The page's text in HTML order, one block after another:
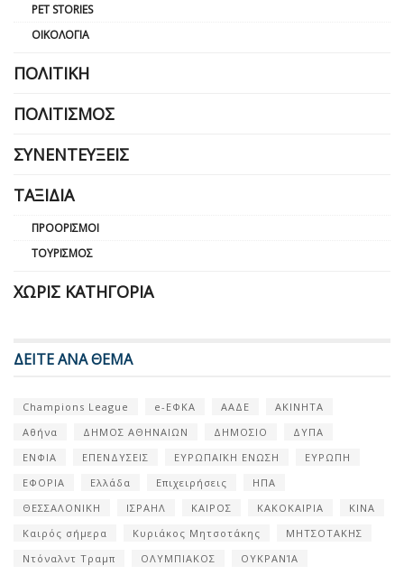
PET STORIES
ΟΙΚΟΛΟΓΊΑ
ΠΟΛΙΤΙΚΉ
ΠΟΛΙΤΙΣΜΌΣ
ΣΥΝΕΝΤΕΎΞΕΙΣ
ΤΑΞΊΔΙΑ
ΠΡΟΟΡΙΣΜΟΊ
ΤΟΥΡΙΣΜΌΣ
ΧΩΡΊΣ ΚΑΤΗΓΟΡΊΑ
ΔΕΙΤΕ ΑΝΑ ΘΕΜΑ
Champions League e-ΕΦΚΑ ΑΑΔΕ
ΑΚΙΝΗΤΑ
Αθήνα
ΔΗΜΟΣ ΑΘΗΝΑΙΩΝ ΔΗΜΟΣΙΟ
ΔΥΠΑ
ΕΝΦΙΑ
ΕΠΕΝΔΥΣΕΙΣ ΕΥΡΩΠΑΪΚΗ ΕΝΩΣΗ
ΕΥΡΩΠΗ
ΕΦΟΡΙΑ
Ελλάδα Επιχειρήσεις
ΗΠΑ
ΘΕΣΣΑΛΟΝΙΚΗ
ΙΣΡΑΗΛ ΚΑΙΡΟΣ ΚΑΚΟΚΑΙΡΙΑ
ΚΙΝΑ
Καιρός σήμερα
Κυριάκος Μητσοτάκης
ΜΗΤΣΟΤΑΚΗΣ
Ντόναλντ Τραμπ
ΟΛΥΜΠΙΑΚΟΣ
ΟΥΚΡΑΝΊΑ